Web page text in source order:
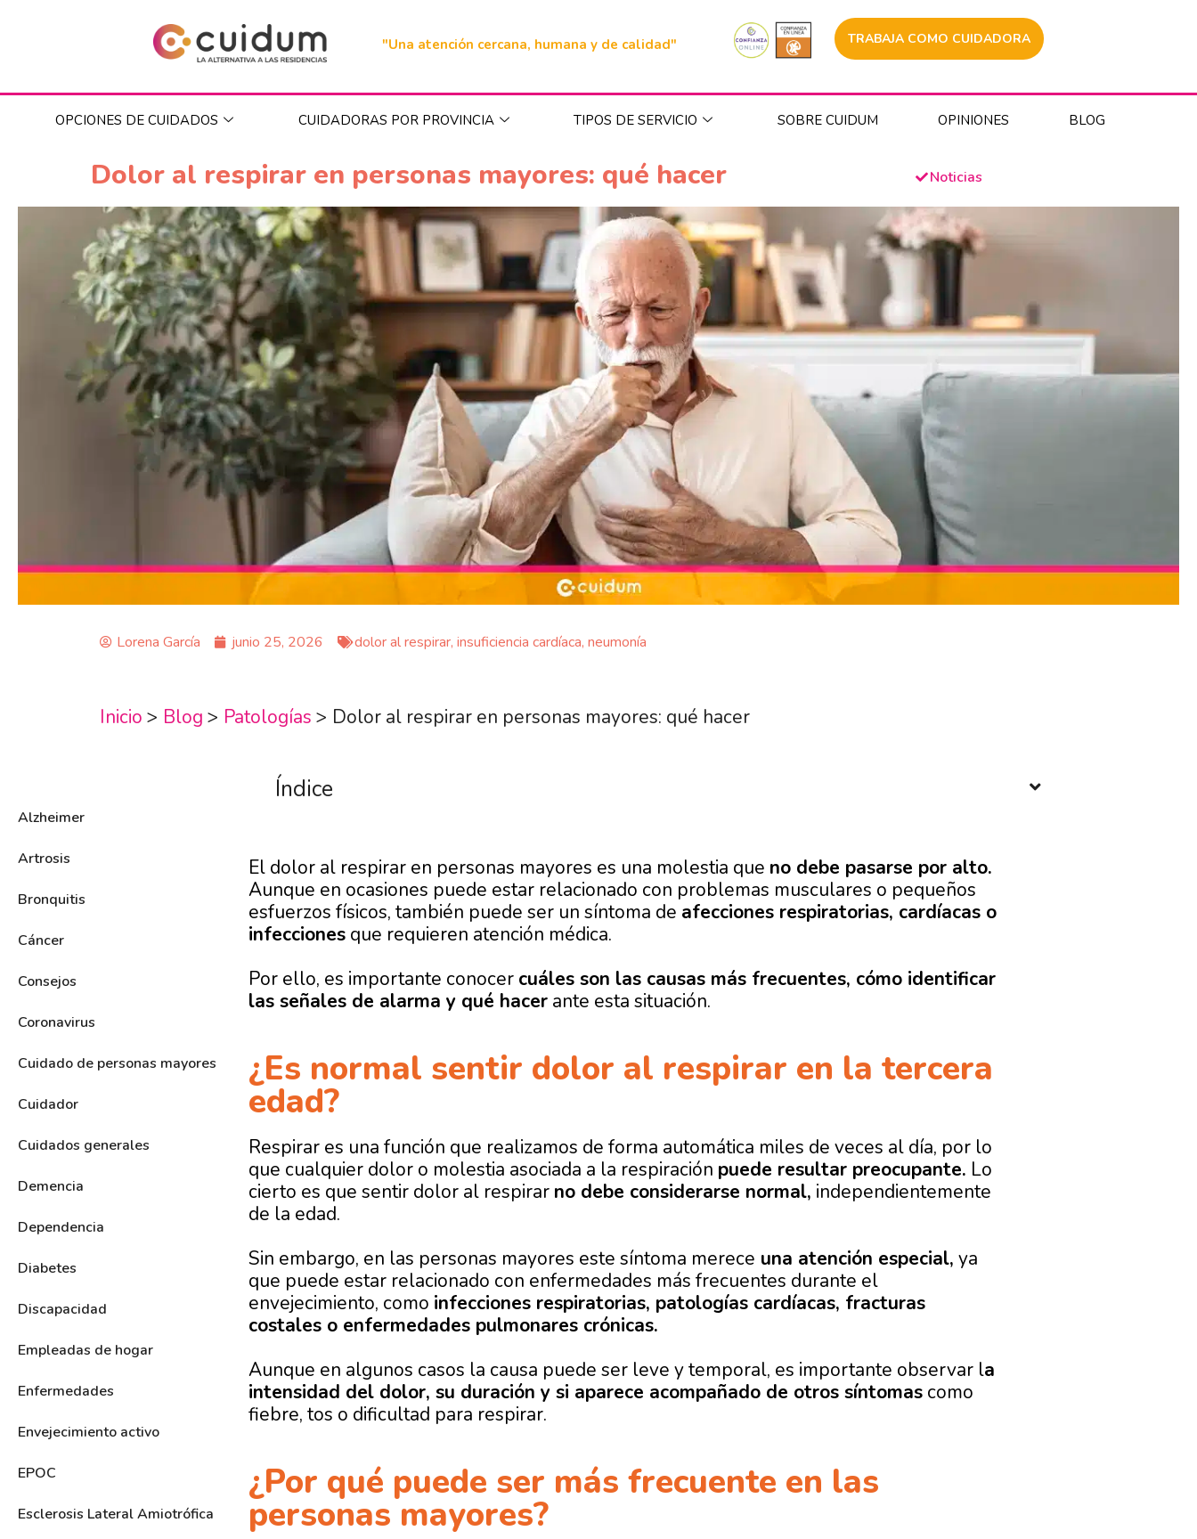
"Una atención cercana, humana y de calidad" TRABAJA COMO CUIDADORA
OPCIONES DE CUIDADOS CUIDADORAS POR PROVINCIA TIPOS DE SERVICIO SOBRE CUIDUM OPINIONES BLOG
Dolor al respirar en personas mayores: qué hacer Noticias
Lorena García junio 25, 2026 dolor al respirar, insuficiencia cardíaca, neumonía
Inicio > Blog > Patologías > Dolor al respirar en personas mayores: qué hacer
Alzheimer
Artrosis
Bronquitis
Cáncer
Consejos
Coronavirus
Cuidado de personas mayores
Cuidador
Cuidados generales
Demencia
Dependencia
Diabetes
Discapacidad
Empleadas de hogar
Enfermedades
Envejecimiento activo
EPOC
Esclerosis Lateral Amiotrófica
Índice
El dolor al respirar en personas mayores es una molestia que no debe pasarse por alto.
Aunque en ocasiones puede estar relacionado con problemas musculares o pequeños
esfuerzos físicos, también puede ser un síntoma de afecciones respiratorias, cardíacas o
infeccionesque requieren atención médica.
Por ello, es importante conocer cuáles son las causas más frecuentes, cómo identificar
las señales de alarma y qué hacerante esta situación.
¿Es normal sentir dolor al respirar en la tercera
edad?
Respirar es una función que realizamos de forma automática miles de veces al día, por lo
que cualquier dolor o molestia asociada a la respiración puede resultar preocupante. Lo
cierto es que sentir dolor al respirar no debe considerarse normal, independientemente
de la edad.
Sin embargo, en las personas mayores este síntoma merece una atención especial, ya
que puede estar relacionado con enfermedades más frecuentes durante el
envejecimiento, como infecciones respiratorias, patologías cardíacas, fracturas
costales o enfermedades pulmonares crónicas.
Aunque en algunos casos la causa puede ser leve y temporal, es importante observar la
intensidad del dolor, su duración y si aparece acompañado de otros síntomascomo
fiebre, tos o dificultad para respirar.
¿Por qué puede ser más frecuente en las
personas mayores?